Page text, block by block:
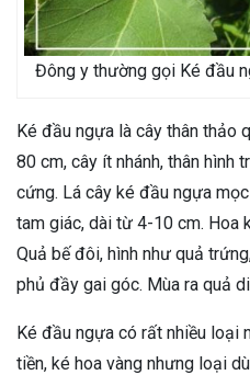
Đông y thường gọi Ké đầu
Ké đầu ngựa là cây thân thảo
80 cm, cây ít nhánh, thân hình
cứng. Lá cây ké đầu ngựa
tam giác, dài từ 4-10 cm. Hoa
Quả bế đôi, hình như quả
phủ đầy gai góc. Mùa ra quả
Ké đầu ngựa có rất nhiều loại
tiền, ké hoa vàng nhưng loại